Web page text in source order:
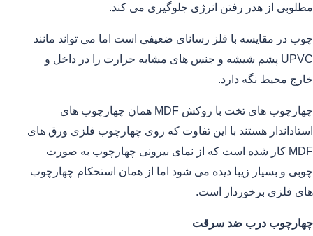
مطلوبی از هدر رفتن انرژی جلوگیری می کند.
چوب در مقایسه با فلز رسانای ضعیفی است اما می تواند مانند
UPVC پشم شیشه و جنس های مشابه حرارت را در داخل و
خارج محیط نگه دارد.
چهارچوب های تخت با روکش MDF همان چهارچوب های
استاداندار هستند با این تفاوت که روی چهارچوب فلزی ورق های
MDF کار شده است که از نمای بیرونی چهارچوب به صورت
چوبی و بسیار زیبا دیده می شود اما از همان استحکام چهارچوب
های فلزی برخوردار است.
چهارچوب درب ضد سرقت